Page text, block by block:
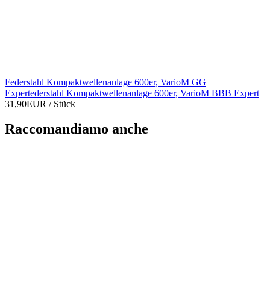
Federstahl Kompaktwellenanlage 600er, VarioM GG
Expertederstahl Kompaktwellenanlage 600er, VarioM BBB Expert
31,90EUR / Stück
Raccomandiamo anche